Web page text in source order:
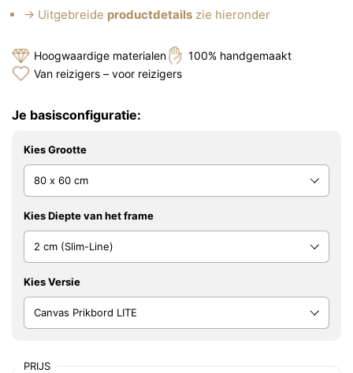
→ Uitgebreide productdetails zie hieronder
Hoogwaardige materialen
100% handgemaakt
Van reizigers – voor reizigers
Je basisconfiguratie:
Kies Grootte
Kies Diepte van het frame
Kies Versie
PRIJS